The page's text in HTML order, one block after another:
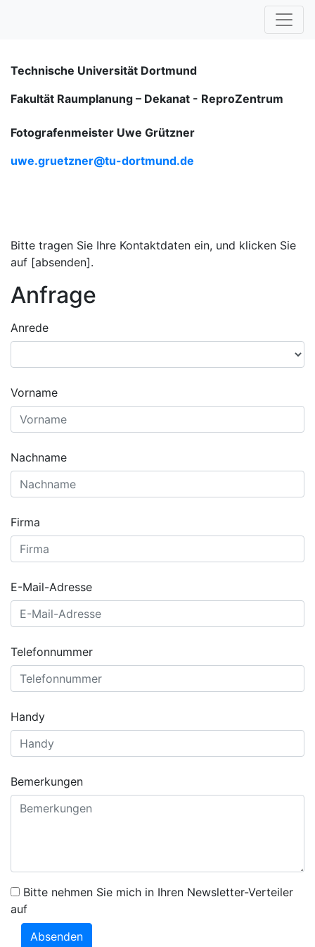
Technische Universität Dortmund
Fakultät Raumplanung – Dekanat - ReproZentrum
Fotografenmeister Uwe Grützner
uwe.gruetzner@tu-dortmund.de
Bitte tragen Sie Ihre Kontaktdaten ein, und klicken Sie
auf [absenden].
Anfrage
Anrede
Vorname
Nachname
Firma
E-Mail-Adresse
Telefonnummer
Handy
Bemerkungen
Bitte nehmen Sie mich in Ihren Newsletter-Verteiler
auf
Absenden